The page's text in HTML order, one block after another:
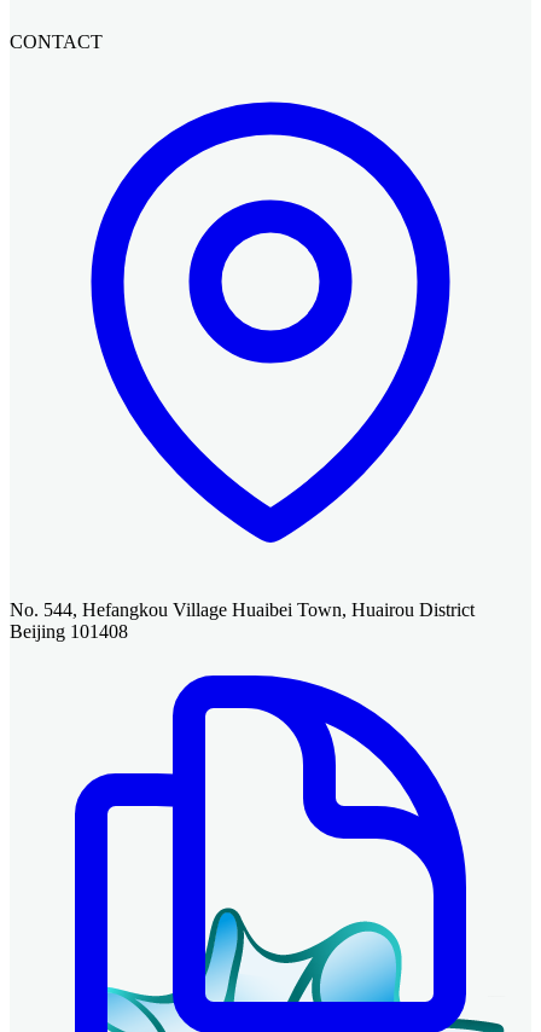
CONTACT
No. 544, Hefangkou Village Huaibei Town, Huairou District
Beijing 101408